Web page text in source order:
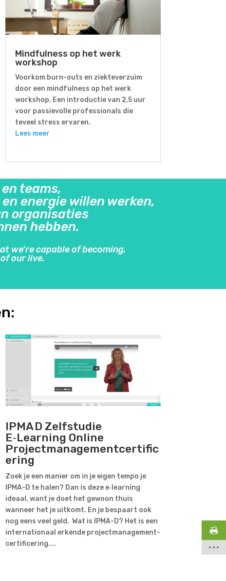
Mindfulness op het werk
workshop
Voorkom burn-outs en ziekteverzuim
door een mindfulness op het werk
workshop. Een introductie van 2,5 uur
voor passievolle professionals die
teveel stress ervaren.
Lees meer
teams,
energie willen werken,
organisaties
hebben.
we’re capable of becoming,
our live.
IPMA D Zelfstudie
E‑Learning Online
Projectmanagementcertific
ering
Zoek je een manier om in je eigen tempo je
IPMA-D te halen? Dan is deze e‑learning
ideaal, want je doet het gewoon thuis
wanneer het je uitkomt. En je bespaart ook
nog eens veel geld. Wat is IPMA-D? Het is een
internationaal erkende projectmanagement-
certificering....